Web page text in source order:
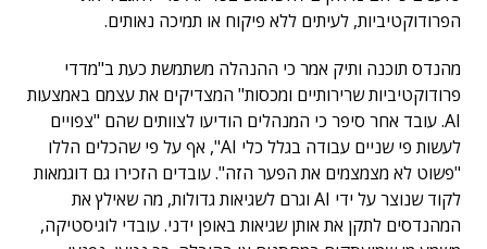
הפרודוקטיביות, לעיתים ללא פיקוח או תמיכה נאותים.
מהנדס תוכנה ותיק אמר כי ההנהלה משתמשת כעת ב"מדדי
פרודוקטיביות שרירותיים ומכסות" המצדיקים את עצמם באמצעות
AI. עובד אחר סיפר כי המנהלים הודיעו לצוותים שהם "צפויים
לעשות פי שניים עבודה בגלל כלי AI", אף על פי שהכלים הללו
"פשוט לא מצמצמים את הפער הזה". עובדים הזכירו גם דוגמאות
לקוד שנוצר על ידי AI וגרם לשגיאות גדולות, מה שאילץ את
המהנדסים לתקן את אותן שגיאות באופן ידני. עובדי לוגיסטיקה,